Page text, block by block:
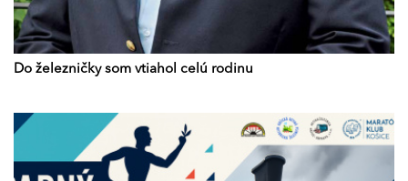
Do železničky som vtiahol celú rodinu